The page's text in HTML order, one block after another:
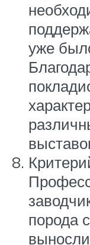
уже
порода